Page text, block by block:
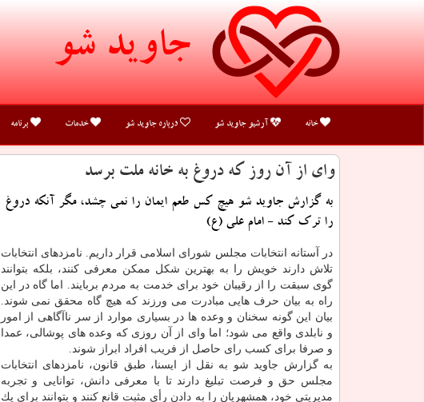
جاوید شو
خانه آرشیو جاوید شو درباره جاوید شو خدمات برنامه
وای از آن روز كه دروغ به خانه ملت برسد
به گزارش جاوید شو هیچ كس طعم ایمان را نمی چشد، مگر آنكه دروغ
را ترك كند - امام علی (ع)
در آستانه انتخابات مجلس شورای اسلامی قرار داریم. نامزدهای انتخابات
تلاش دارند خویش را به بهترین شكل ممكن معرفی كنند، بلكه بتوانند
گوی سبقت را از رقیبان خود برای خدمت به مردم بربایند. اما گاه در این
راه به بیان حرف هایی مبادرت می ورزند كه هیچ گاه محقق نمی شوند.
بیان این گونه سخنان و وعده ها در بسیاری موارد از سر ناآگاهی از امور
و نابلدی واقع می شود؛ اما وای از آن روزی كه وعده های پوشالی، عمدا
و صرفا برای كسب رای حاصل از فریب افراد ابراز شوند.
به گزارش جاوید شو به نقل از ایسنا، طبق قانون، نامزدهای انتخابات
مجلس حق و فرصت تبلیغ دارند تا با معرفی دانش، توانایی و تجربه
مدیریتی خود، همشهریان را به دادن رأی مثبت قانع كنند و بتوانند برای یك